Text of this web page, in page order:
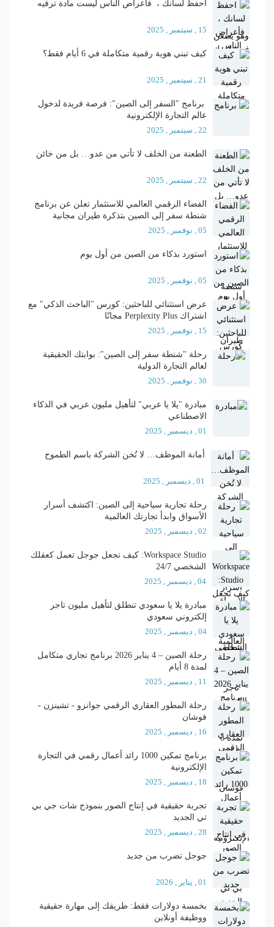
احفظ لسانك ، فأعراض الناس ليست مادة ترفيه
15 , سيتمبر , 2025
كيف تبني هوية رقمية متكاملة في 6 أيام فقط؟
21 , سيتمبر , 2025
برنامج "السفر إلى الصين": فرصة فريدة لدخول
عالم التجارة الإلكترونية
22 , سيتمبر , 2025
الطعنة من الخلف لا تأتي من عدو… بل من خائن
22 , سيتمبر , 2025
الفضاء الرقمي العالمي للاستثمار تعلن عن برنامج
شنطة سفر إلى الصين بتذكرة طيران مجانية
05 , نوفمبر , 2025
استورد بذكاء من الصين من أول يوم
05 , نوفمبر , 2025
عرض استثنائي للباحثين: كورس "الباحث الذكي" مع
اشتراك Perplexity Plus مجانًا
15 , نوفمبر , 2025
رحلة "شنطة سفر إلى الصين": بوابتك الحقيقية
لعالم التجارة الدولية
30 , نوفمبر , 2025
مبادرة "يلا يا عربي" لتأهيل مليون عربي في الذكاء
الاصطناعي
01 , ديسمبر , 2025
أمانة الموظف… لا تُخن الشركة باسم الطموح
01 , ديسمبر , 2025
رحلة تجارية سياحية إلى الصين: اكتشف أسرار
الأسواق وابدأ تجارتك العالمية
02 , ديسمبر , 2025
Workspace Studio: كيف تجعل جوجل تعمل كعقلك
الشخصي 24/7
04 , ديسمبر , 2025
مبادرة يلا يا سعودي تنطلق لتأهيل مليون تاجر
إلكتروني سعودي
04 , ديسمبر , 2025
رحلة الصين – 4 يناير 2026 برنامج تجاري متكامل
لمدة 8 أيام
11 , ديسمبر , 2025
رحلة المطور العقاري الرقمي جوانزو - تشينزن -
فوشان
16 , ديسمبر , 2025
برنامج تمكين 1000 رائد أعمال رقمي في التجارة
الإلكترونية
18 , ديسمبر , 2025
تجربة حقيقية في إنتاج الصور بنموذج شات جي بي
تي الجديد
28 , ديسمبر , 2025
جوجل تضرب من جديد
01 , يناير , 2026
بخمسة دولارات فقط: طريقك إلى مهارة حقيقية
ووظيفة أونلاين